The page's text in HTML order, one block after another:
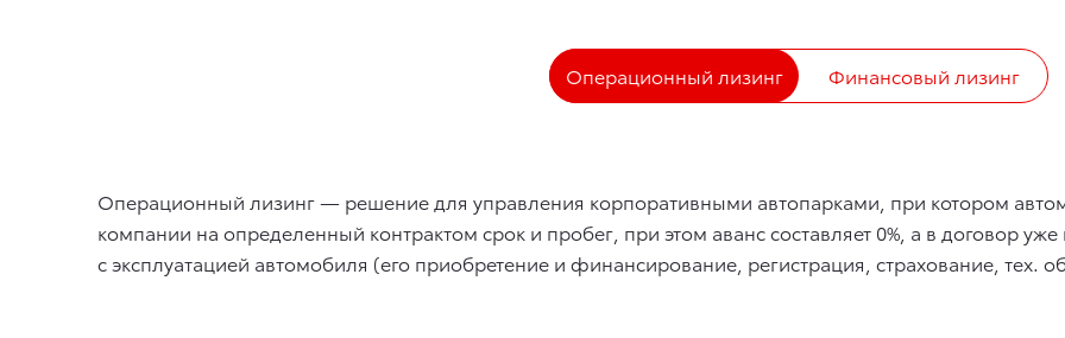
Операционный лизинг Финансовый лизинг
Операционный лизинг — решение для управления корпоративными автопарками, при котором
компании на определенный контрактом срок и пробег, при этом аванс составляет 0%, а в договор
с эксплуатацией автомобиля (его приобретение и финансирование, регистрация, страхование, тех.